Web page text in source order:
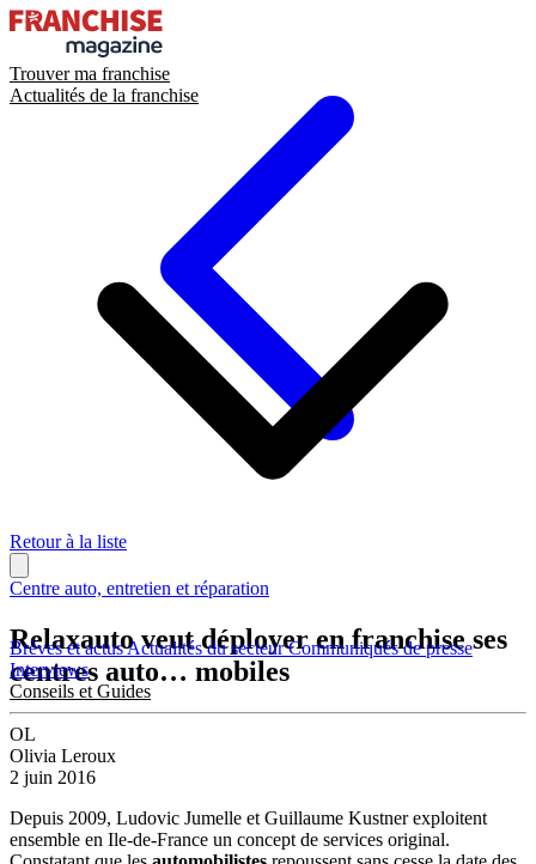
Trouver ma franchise
Actualités de la franchise
Brèves et actusActualités du secteurCommuniqués de presse
Interviews
Conseils et Guides
Retour à la liste
Centre auto, entretien et réparation
Relaxauto veut déployer en franchise ses
centres auto… mobiles
OL
Olivia Leroux
2 juin 2016
Depuis 2009, Ludovic Jumelle et Guillaume Kustner exploitent
ensemble en Ile-de-France un concept de services original.